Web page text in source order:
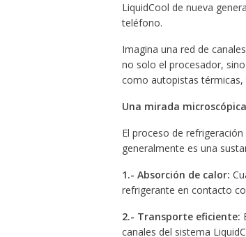
LiquidCool de nueva
teléfono.
Imagina una red de
no solo el procesador,
como autopistas térmicas,
Una mirada microscópica
El proceso de
generalmente es una
1.- Absorción de calor:
refrigerante en contacto
2.- Transporte eficiente:
canales del sistema